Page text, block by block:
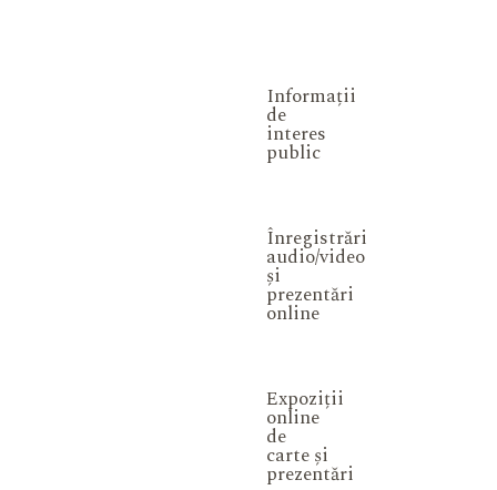
Informații
de
interes
public
Înregistrări
audio/video
și
prezentări
online
Expoziții
online
de
carte și
prezentări